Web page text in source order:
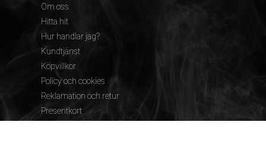
Om oss
Hitta hit
Hur handlar jag?
Kundtjänst
Köpvillkor
Policy och cookies
Reklamation och retur
Presentkort